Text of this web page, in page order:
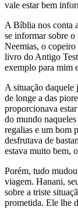
vale estar bem
A Bíblia nos conta
se informar sobre
Neemias, o copeiro
livro do Antigo
exemplo para mim
A situação daquele
de longe a das
proporcionava
do mundo
regalias e um bom
desfrutava de
estava muito bem,
Porém, tudo
viagem. Hanani,
sobre a triste
prometida. Ele lhe